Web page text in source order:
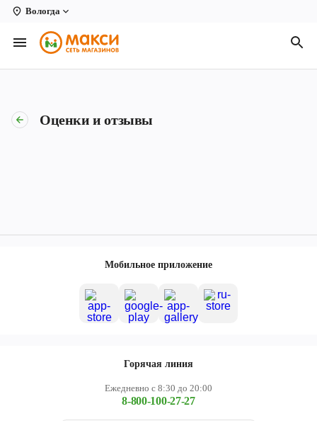
Вологда
Вологда
Архангельск
Киров
Новодвинск
Оценки и отзывы
Мобильное приложение
Горячая линия
Ежедневно с 8:30 до 20:00
8-800-100-27-27